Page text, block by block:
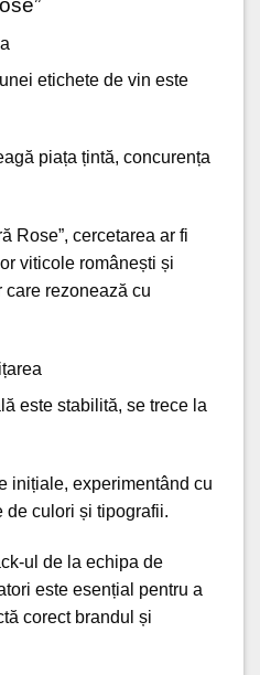
etichete de vin este
piața țintă, concurența
Rose”, cercetarea ar fi
viticole românești și
rezonează cu
este stabilită, se trece la
inițiale, experimentând cu
de culori și tipografii.
ul de la echipa de
este esențial pentru a
corect brandul și